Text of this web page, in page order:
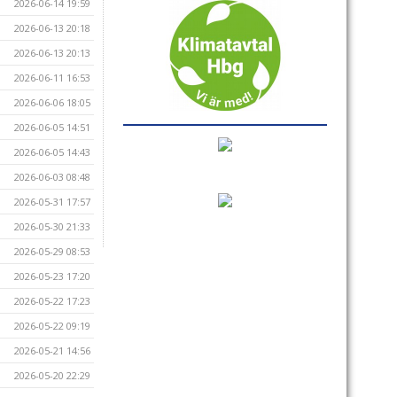
2026-06-14 19:59
2026-06-13 20:18
2026-06-13 20:13
2026-06-11 16:53
2026-06-06 18:05
2026-06-05 14:51
2026-06-05 14:43
2026-06-03 08:48
2026-05-31 17:57
2026-05-30 21:33
2026-05-29 08:53
2026-05-23 17:20
2026-05-22 17:23
2026-05-22 09:19
2026-05-21 14:56
2026-05-20 22:29